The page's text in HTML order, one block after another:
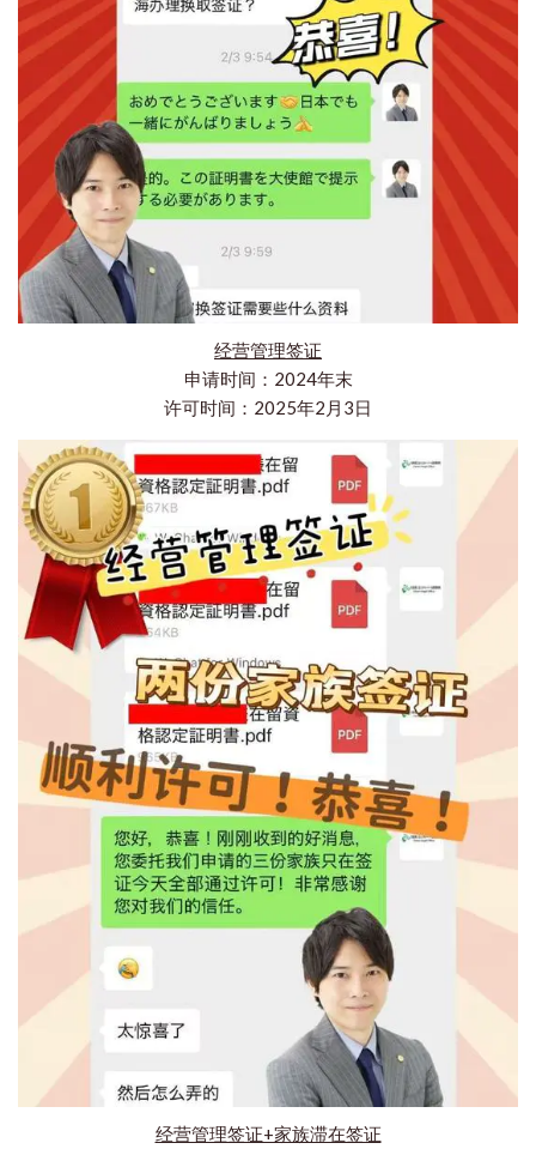
经营管理签证
申请时间：2024年末
许可时间：2025年2月3日
经营管理签证+家族滞在签证